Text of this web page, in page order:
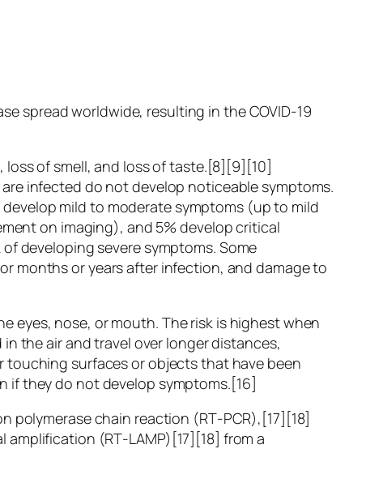
spread worldwide, resulting in the COVID-19
of smell, and loss of taste.[8][9][10]
infected do not develop noticeable symptoms.
mild to moderate symptoms (up to mild
on imaging), and 5% develop critical
developing severe symptoms. Some
months or years after infection, and damage to
eyes, nose, or mouth. The risk is highest when
the air and travel over longer distances,
touching surfaces or objects that have been
if they do not develop symptoms.[16]
polymerase chain reaction (RT‑PCR),[17][18]
(RT‑LAMP)[17][18] from a